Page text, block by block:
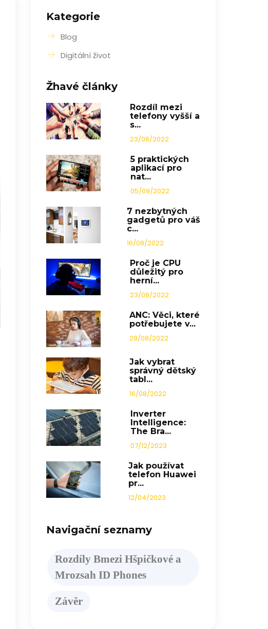
Kategorie
Blog
Digitální život
Žhavé články
Rozdíl mezi
telefony vyšší a
s...
23/08/2022
5 praktických
aplikací pro
nat...
05/09/2022
7 nezbytných
gadgetů pro váš
c...
16/08/2022
Proč je CPU
důležitý pro
herní...
23/08/2022
ANC: Věci, které
potřebujete v...
29/08/2022
Jak vybrat
správný dětský
tabl...
16/08/2022
Inverter
Intelligence:
The Bra...
07/12/2023
Jak používat
telefon Huawei
pr...
12/04/2023
Navigační seznamy
Rozdíly Bmezi Hšpičkové a
Mrozsah ID Phones
Závěr